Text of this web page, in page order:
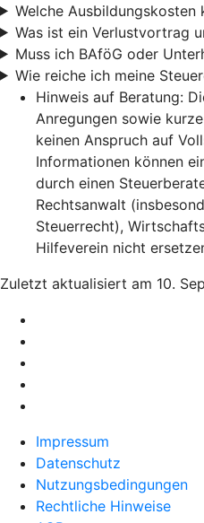
Welche Ausbildungskosten
Was ist ein Verlustvortrag
Muss ich BAföG oder
Wie reiche ich meine
Hinweis auf Beratung:
Anregungen sowie
keinen Anspruch auf
Informationen können
durch einen
Rechtsanwalt
Steuerrecht),
Hilfeverein nicht
Zuletzt aktualisiert am 10.
Impressum
Datenschutz
Nutzungsbedingungen
Rechtliche Hinweise